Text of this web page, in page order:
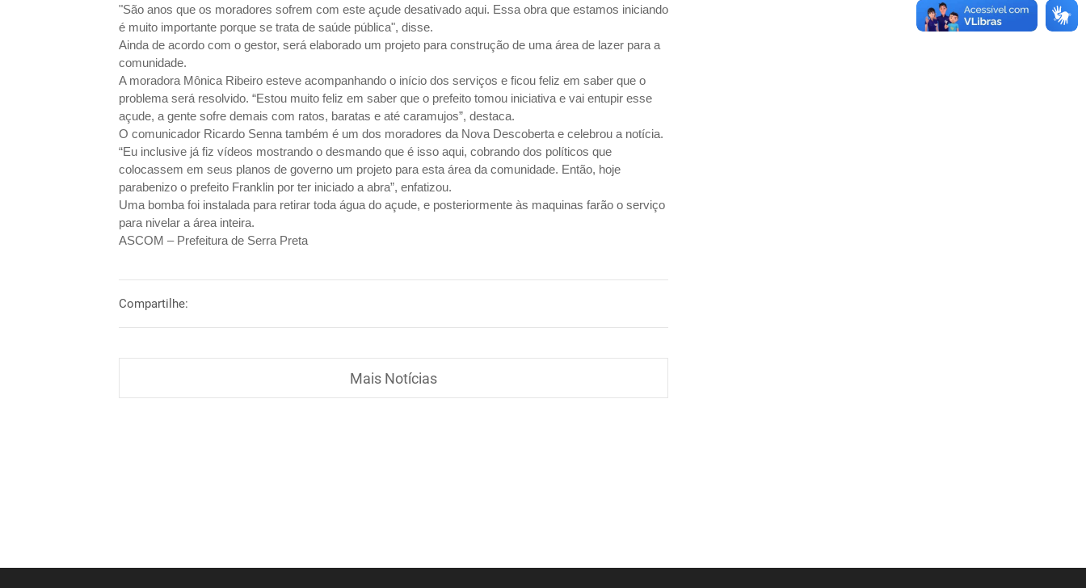
"São anos que os moradores sofrem com este açude desativado aqui. Essa obra que estamos iniciando
é muito importante porque se trata de saúde pública", disse.
Ainda de acordo com o gestor, será elaborado um projeto para construção de uma área de lazer para a
comunidade.
A moradora Mônica Ribeiro esteve acompanhando o início dos serviços e ficou feliz em saber que o
problema será resolvido. “Estou muito feliz em saber que o prefeito tomou iniciativa e vai entupir esse
açude, a gente sofre demais com ratos, baratas e até caramujos”, destaca.
O comunicador Ricardo Senna também é um dos moradores da Nova Descoberta e celebrou a notícia.
“Eu inclusive já fiz vídeos mostrando o desmando que é isso aqui, cobrando dos políticos que
colocassem em seus planos de governo um projeto para esta área da comunidade. Então, hoje
parabenizo o prefeito Franklin por ter iniciado a abra”, enfatizou.
Uma bomba foi instalada para retirar toda água do açude, e posteriormente às maquinas farão o serviço
para nivelar a área inteira.
ASCOM – Prefeitura de Serra Preta
Compartilhe:
Mais Notícias